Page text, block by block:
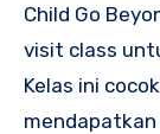
Child Go
visit class
Kelas ini